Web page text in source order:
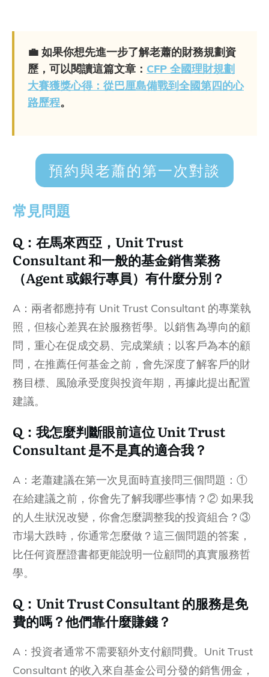
💼 如果你想先進一步了解老蕭的財務規劃資
歷，可以閱讀這篇文章： CFP 全國理財規劃
大賽獲獎心得：從巴厘島備戰到全國第四的心
路歷程。
預約與老蕭的第一次對談
常見問題
Q：在馬來西亞，Unit Trust
Consultant 和一般的基金銷售業務
（Agent 或銀行專員）有什麼分別？
A：兩者都應持有 Unit Trust Consultant 的專業執
照，但核心差異在於服務哲學。以銷售為導向的顧
問，重心在促成交易、完成業績；以客戶為本的顧
問，在推薦任何基金之前，會先深度了解客戶的財
務目標、風險承受度與投資年期，再據此提出配置
建議。
Q：我怎麼判斷眼前這位 Unit Trust
Consultant 是不是真的適合我？
A：老蕭建議在第一次見面時直接問三個問題：①
在給建議之前，你會先了解我哪些事情？② 如果我
的人生狀況改變，你會怎麼調整我的投資組合？③
市場大跌時，你通常怎麼做？這三個問題的答案，
比任何資歷證書都更能說明一位顧問的真實服務哲
學。
Q：Unit Trust Consultant 的服務是免
費的嗎？他們靠什麼賺錢？
A：投資者通常不需要額外支付顧問費。Unit Trust
Consultant 的收入來自基金公司分發的銷售佣金，